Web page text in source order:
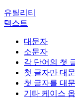
유틸리티
텍스트
대문자
소문자
각 단어의 첫
첫 글자만 대
첫 글자를 대
기타 케이스